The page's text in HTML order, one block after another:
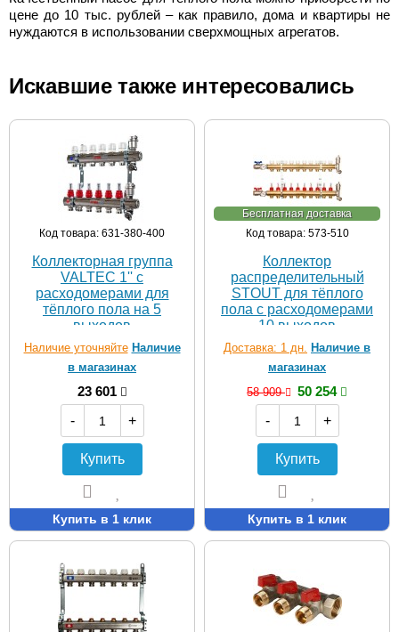
цене до 10 тыс. рублей – как правило, дома и квартиры не
нуждаются в использовании сверхмощных агрегатов.
Искавшие также интересовались
Код товара: 631-380-400
Коллекторная группа
VALTEC 1'' с
расходомерами для
тёплого пола на 5
выходов
Наличие уточняйте Наличие
в магазинах
23 601
-
+
Купить
Купить в 1 клик
Бесплатная доставка
Код товара: 573-510
Коллектор
распределительный
STOUT для тёплого
пола с расходомерами
10 выходов
Доставка: 1 дн. Наличие в
магазинах
58 909
50 254
-
+
Купить
Купить в 1 клик